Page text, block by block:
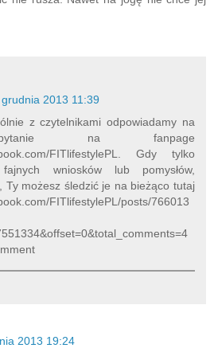
2013 11:39
z czytelnikami odpowiadamy na
na fanpage
FITlifestylePL. Gdy tylko
wniosków lub pomysłów,
Ty możesz śledzić je na bieżąco tutaj
FITlifestylePL/posts/766013
2013 19:24